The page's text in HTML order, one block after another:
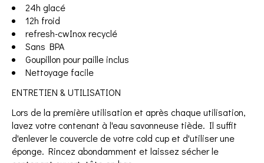
24h glacé
12h froid
refresh-cwInox recyclé
Sans BPA
Goupillon pour paille inclus
Nettoyage facile
ENTRETIEN & UTILISATION
Lors de la première utilisation et après chaque utilisation,
lavez votre contenant à l'eau savonneuse tiède. Il suffit
d'enlever le couvercle de votre cold cup et d'utiliser une
éponge. Rincez abondamment et laissez sécher le